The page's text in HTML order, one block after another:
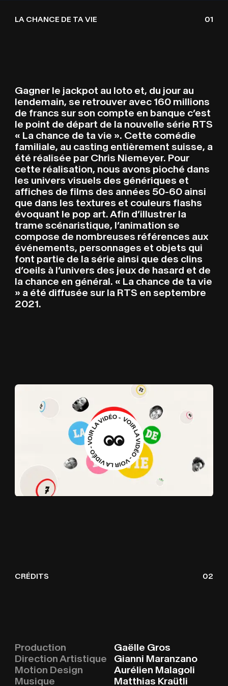
CH
VI
GÉNÉRIQUE – LA
LA CHANCE DE TA VIE 01
Gagner le jackpot au loto et, du jour au
lendemain, se retrouver avec 160 millions
de francs sur son compte en banque c’est
le point de départ de la nouvelle série RTS
« La chance de ta vie ». Cette comédie
familiale, au casting entièrement suisse, a
été réalisée par Chris Niemeyer. Pour
cette réalisation, nous avons pioché dans
les univers visuels des génériques et
affiches de films des années 50-60 ainsi
que dans les textures et couleurs flashs
évoquant le pop art. Afin d’illustrer la
trame scénaristique, l’animation se
compose de nombreuses références aux
événements, personnages et objets qui
font partie de la série ainsi que des clins
d’oeils à l’univers des jeux de hasard et de
la chance en général. « La chance de ta vie
» a été diffusée sur la RTS en septembre
2021.
CRÉDITS 02
Production
Gaëlle Gros
Direction Artistique
Gianni Maranzano
Motion Design
Aurélien Malagoli
Musique
Matthias Kraütli